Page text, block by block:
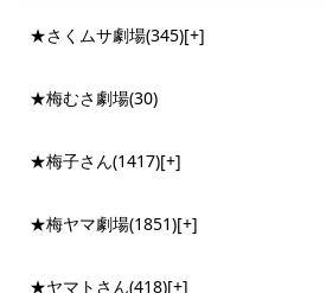
★さくムサ劇場(345)[+]
★梅むさ劇場(30)
★梅子さん(1417)[+]
★梅ヤマ劇場(1851)[+]
★ヤマトさん(418)[+]